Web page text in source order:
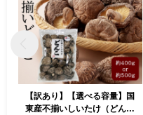
【訳あり】【選べる容量】国
東産不揃いしいたけ（どん